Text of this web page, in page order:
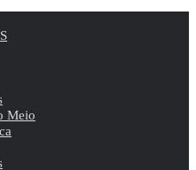
Meio